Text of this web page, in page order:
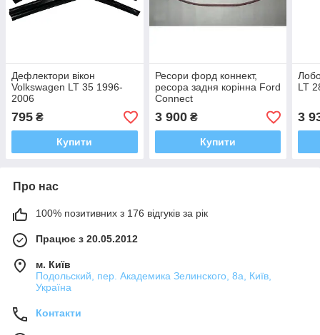
Дефлектори вікон
Volkswagen LT 35 1996-
2006
795 ₴
Купити
Ресори форд коннект,
ресора задня корінна Ford
Connect
3 900₴
Купити
LT
3
Про нас
100% позитивних з 176 відгуків за рік
Працює з 20.05.2012
м. Київ
Подольский, пер. Академика Зелинского, 8а, Київ,
Україна
Контакти